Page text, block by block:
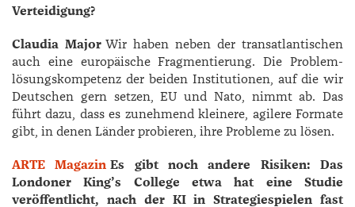
Verteidigung?
Claudia Major Wir haben neben der transatlantischen
auch eine europäische Fragmentierung. Die Problem­
lösungskompetenz der beiden Institutionen, auf die wir
Deutschen gern setzen, EU und Nato, nimmt ab. Das
führt dazu, dass es zunehmend kleinere, agilere Formate
gibt, in denen Länder probieren, ihre Probleme zu lösen.
ARTE Magazin Es gibt noch andere Risiken: Das
Londoner King’s College etwa hat eine Studie
veröffentlicht, nach der KI in Strategiespielen fast